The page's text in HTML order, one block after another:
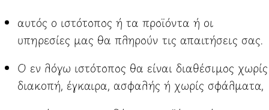
αυτός ο ιστότοπος ή τα προϊόντα ή οι
υπηρεσίες μας θα πληρούν τις απαιτήσεις σας.
Ο εν λόγω ιστότοπος θα είναι διαθέσιμος χωρίς
διακοπή, έγκαιρα, ασφαλής ή χωρίς σφάλματα,